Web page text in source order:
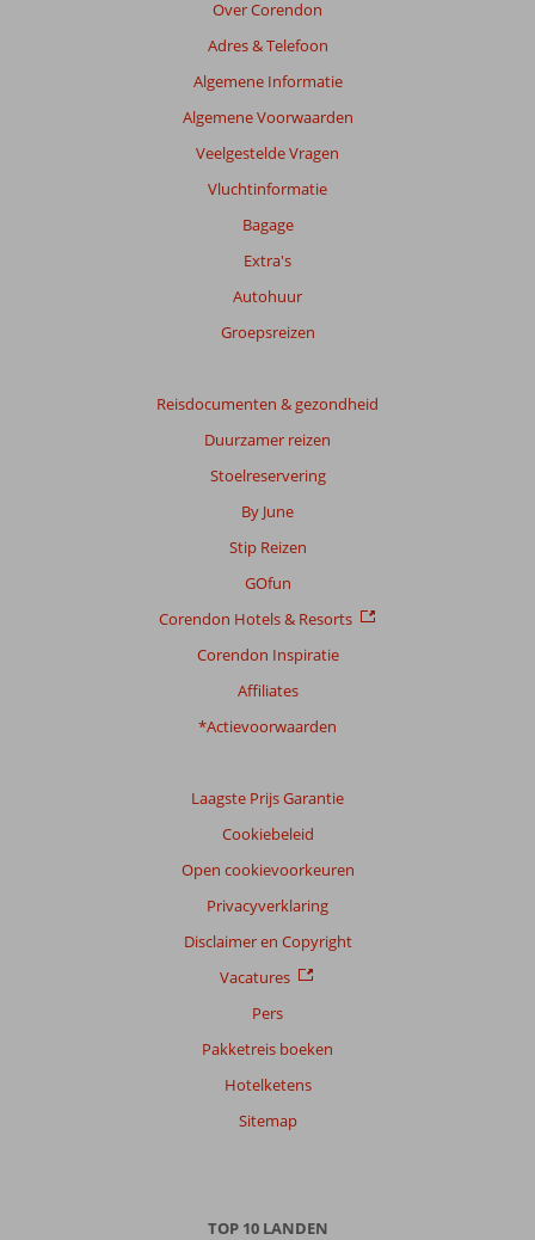
Over Corendon
Adres & Telefoon
Algemene Informatie
Algemene Voorwaarden
Veelgestelde Vragen
Vluchtinformatie
Bagage
Extra's
Autohuur
Groepsreizen
Reisdocumenten & gezondheid
Duurzamer reizen
Stoelreservering
By June
Stip Reizen
GOfun
Corendon Hotels & Resorts
Corendon Inspiratie
Affiliates
*Actievoorwaarden
Laagste Prijs Garantie
Cookiebeleid
Open cookievoorkeuren
Privacyverklaring
Disclaimer en Copyright
Vacatures
Pers
Pakketreis boeken
Hotelketens
Sitemap
TOP 10 LANDEN